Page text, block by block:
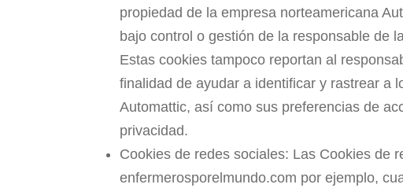
propiedad de la empresa norteamericana
bajo control o gestión de la responsable de
Estas cookies tampoco reportan al
finalidad de ayudar a identificar y rastrear a
Automattic, así como sus preferencias de
privacidad.
Cookies de redes sociales: Las Cookies de
enfermerosporelmundo.com por ejemplo,